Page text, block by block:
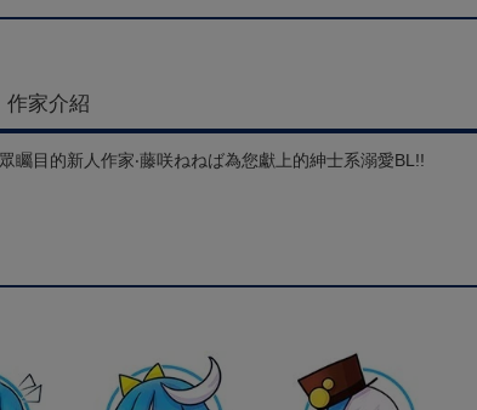
作家介紹
目的新人作家‧藤咲ねねば為您獻上的紳士系溺愛BL!!